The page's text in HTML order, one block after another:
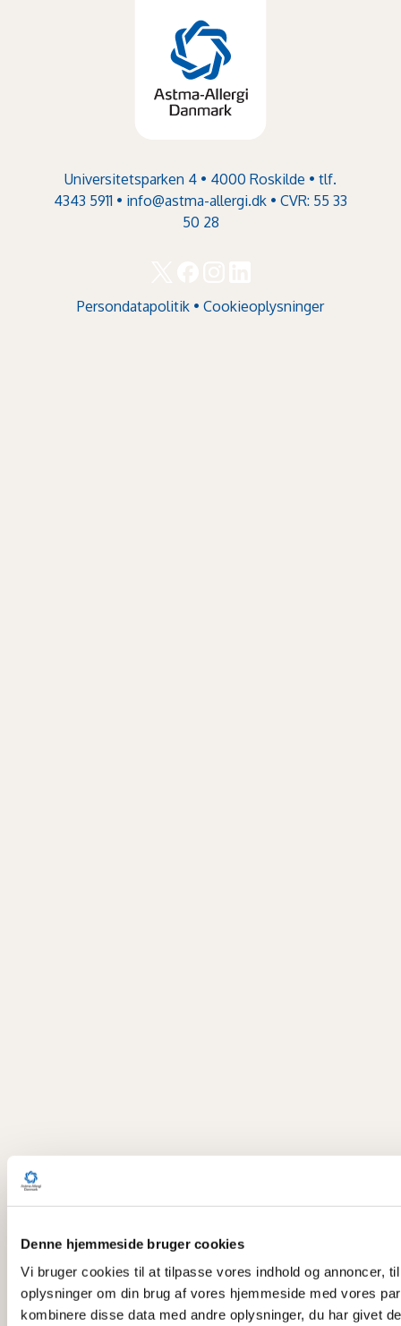
Denne hjemmeside bruger cookies
Vi bruger cookies til at tilpasse vores indhold og annoncer,
oplysninger om din brug af vores hjemmeside med vores
kombinere disse data med andre oplysninger, du har givet
Universitetsparken 4 • 4000 Roskilde • tlf.
4343 5911 • info@astma-allergi.dk • CVR: 55 33
50 28
Persondatapolitik • Cookieoplysninger